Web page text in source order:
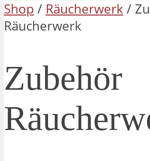
Shop / Räucherwerk /
Räucherwerk
Zubehör